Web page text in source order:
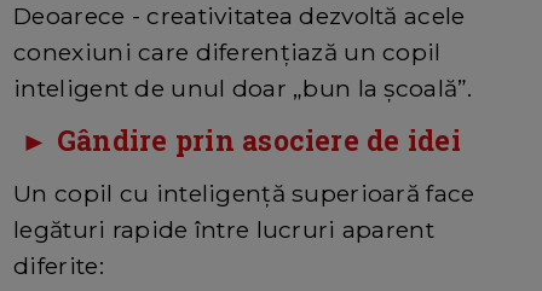
Deoarece - creativitatea dezvoltă acele
conexiuni care diferențiază un copil
inteligent de unul doar „bun la școală”.
► Gândire prin asociere de idei
Un copil cu inteligență superioară face
legături rapide între lucruri aparent
diferite: